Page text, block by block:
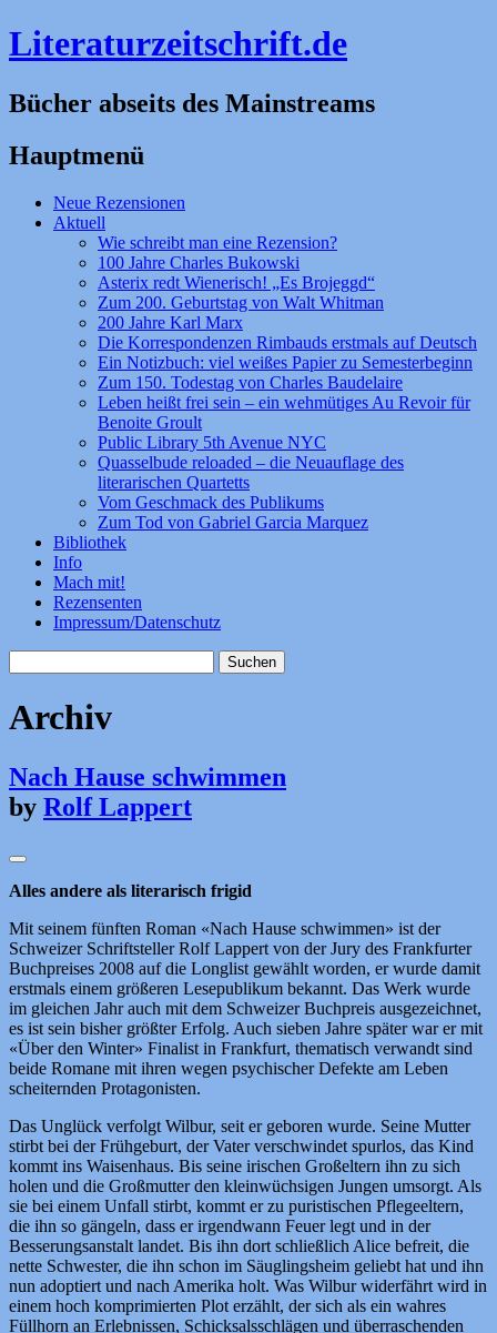
Literaturzeitschrift.de
Bücher abseits des Mainstreams
Hauptmenü
Zum
Inhalt
Neue Rezensionen
Aktuell
Wie schreibt man eine Rezension?
100 Jahre Charles Bukowski
Asterix redt Wienerisch! „Es Brojeggd“
Zum 200. Geburtstag von Walt Whitman
200 Jahre Karl Marx
Die Korrespondenzen Rimbauds erstmals auf Deutsch
Ein Notizbuch: viel weißes Papier zu Semesterbeginn
Zum 150. Todestag von Charles Baudelaire
Leben heißt frei sein – ein wehmütiges Au Revoir für
Benoite Groult
Public Library 5th Avenue NYC
Quasselbude reloaded – die Neuauflage des
literarischen Quartetts
Vom Geschmack des Publikums
Zum Tod von Gabriel Garcia Marquez
Bibliothek
Info
Mach mit!
Rezensenten
Impressum/Datenschutz
nach:
Archiv
Nach Hause schwimmen
by Rolf Lappert
Alles andere als literarisch frigid
Mit seinem fünften Roman «Nach Hause schwimmen» ist der
Schweizer Schriftsteller Rolf Lappert von der Jury des Frankfurter
Buchpreises 2008 auf die Longlist gewählt worden, er wurde damit
erstmals einem größeren Lesepublikum bekannt. Das Werk wurde
im gleichen Jahr auch mit dem Schweizer Buchpreis ausgezeichnet,
es ist sein bisher größter Erfolg. Auch sieben Jahre später war er mit
«Über den Winter» Finalist in Frankfurt, thematisch verwandt sind
beide Romane mit ihren wegen psychischer Defekte am Leben
scheiternden Protagonisten.
Das Unglück verfolgt Wilbur, seit er geboren wurde. Seine Mutter
stirbt bei der Frühgeburt, der Vater verschwindet spurlos, das Kind
kommt ins Waisenhaus. Bis seine irischen Großeltern ihn zu sich
holen und die Großmutter den kleinwüchsigen Jungen umsorgt. Als
sie bei einem Unfall stirbt, kommt er zu puristischen Pflegeeltern,
die ihn so gängeln, dass er irgendwann Feuer legt und in der
Besserungsanstalt landet. Bis ihn dort schließlich Alice befreit, die
nette Schwester, die ihn schon im Säuglingsheim geliebt hat und ihn
nun adoptiert und nach Amerika holt. Was Wilbur widerfährt wird in
einem hoch komprimierten Plot erzählt, der sich als ein wahres
Füllhorn an Erlebnissen, Schicksalsschlägen und überraschenden